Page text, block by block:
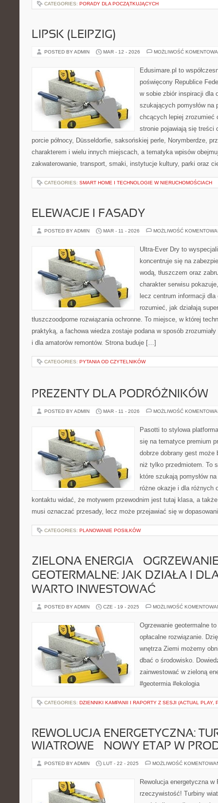
CATEGORIES: PORADY DLA POCZĄTKUJĄCYCH
LIPSK (LEIPZIG)
POSTED BY ADMIN MAR - 12 - 2026 MOŻLIWOŚĆ
Edusimare.pl to
poświęcony Republice
w sobie zbiór inspiracji dla
szukających pomysłów na
chcących lepiej zrozumieć
stronie pojawiają się treści
porcie północy, Düsseldorfie, saksońskiej perle, Norymberdze,
charakterem i wielu innych miejscach, a tematyka wpisów
zakwaterowanie, transport, smaki, instytucje kultury, parki oraz
CATEGORIES: SMART HOME I TECHNOLOGIE W NIERUCHOMOŚCIACH
ELEWACJE I FASADY
POSTED BY ADMIN MAR - 11 - 2026 MOŻLIWOŚĆ
Ultra-Ever Dry to
koncentruje się na
wodą, tłuszczem oraz
charakter serwisu
lecz centrum informacji
rozumieć, jak działają
tłuszczoodporne rozwiązania ochronne. To miejsce, w której
praktyką, a fachowa wiedza zostaje podana w sposób
i dla amatorów remontów. Strona buduje […]
CATEGORIES: PYTANIA OD CZYTELNIKÓW
PREZENTY DLA PODRÓŻNIKÓW
POSTED BY ADMIN MAR - 11 - 2026 MOŻLIWOŚĆ
Pasotti to stylowa
się na tematyce premium
dobrze dobrany gest
niż tylko przedmiotem. To
które szukają pomysłów
różne okazje i dla różnych
kontaktu widać, że motywem przewodnim jest tutaj klasa, a
musi oznaczać przesady, lecz może przejawiać się w
CATEGORIES: PLANOWANIE POSIŁKÓW
ZIELONA ENERGIA –
GEOTERMALNE: JAK DZIAŁA I
WARTO INWESTOWAĆ
POSTED BY ADMIN CZE - 19 - 2025 MOŻLIWOŚĆ
Ogrzewanie geotermalne
opłacalne rozwiązanie.
wnętrza Ziemi możemy
dbać o środowisko.
zainwestować w zieloną
#geotermia #ekologia
CATEGORIES: DZIENNIKI KAMPANII I RAPORTY Z SESJI (ACTUAL PLAY,
REWOLUCJA ENERGETYCZNA:
WIATROWE – NOWY ETAP W
POSTED BY ADMIN LUT - 22 - 2025 MOŻLIWOŚĆ
Rewolucja energetyczna
rzeczywistość! Turbiny